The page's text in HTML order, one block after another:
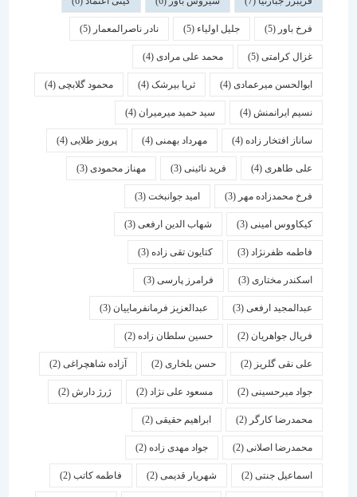
فرخ باور(5) جلیل اولیاء(5) نادر ناصرالمعمار (5)
غزال کرامتی(5) محمد علی مرادی(4)
ابوالحسن میرعمادی(4) ثریا بیرشک(4) محمود گلابچی(4)
نسیم ایرانمنش(4) سید حمید میرمیران(4)
ساناز افتخار زاده(4) مهرداد بهمنی (4) پرویز طلایی(4)
علی طاهری(4) فرید نائینی(3) مهناز محمودی(3)
فرخ محمدزاده مهر(3) امید جوانبخت(3)
کیکاووس امینی(3) شهاب الدین ارفعی(3)
فاطمه ظفرنژاد(3) کتایون تقی زاده(3)
اسكندر مختاری (3) فرامرز پارسی(3)
عبدالمجید ارفعی(3) عبدالعزیز فرمانفرماییان(3)
فریال جواهریان(2) حسین سلطان زاده(2)
علی نقی گلریز(2) حسن بلخاری(2) آزاده شاهچراغی(2)
جواد میرحسینی(2) مسعود علی نژاد(2) ژرژ دارش (2)
محمدرضا کارگر(2) ابراهیم حقیقی(2)
محمدرضا اصلانی(2) جواد مهدی زاده(2)
اسماعیل جنتی(2) شهریار قدیمی(2) فاطمه کاتب(2)